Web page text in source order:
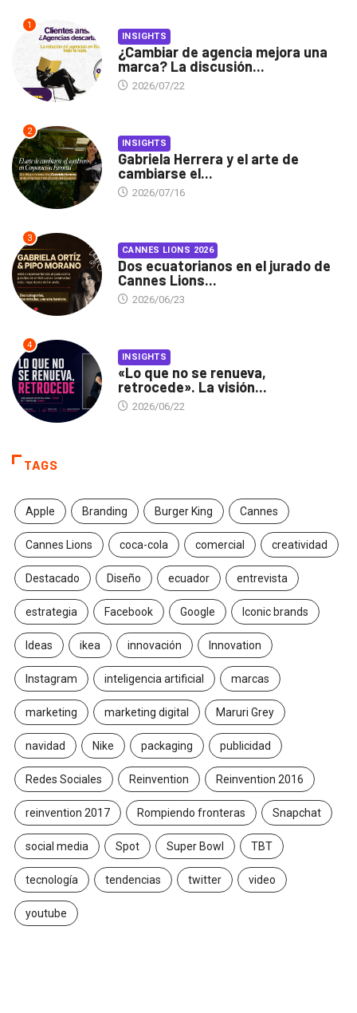
1
INSIGHTS
¿Cambiar de agencia mejora una
marca? La discusión...
2026/07/22
2
INSIGHTS
Gabriela Herrera y el arte de
cambiarse el...
2026/07/16
3
CANNES LIONS 2026
Dos ecuatorianos en el jurado de
Cannes Lions...
2026/06/23
4
INSIGHTS
«Lo que no se renueva,
retrocede». La visión...
2026/06/22
TAGS
Apple Branding Burger King Cannes
Cannes Lions coca-cola comercial creatividad
Destacado Diseño ecuador entrevista
estrategia Facebook Google Iconic brands
Ideas ikea innovación Innovation
Instagram inteligencia artificial marcas
marketing marketing digital Maruri Grey
navidad Nike packaging publicidad
Redes Sociales Reinvention Reinvention 2016
reinvention 2017 Rompiendo fronteras Snapchat
social media Spot Super Bowl TBT
tecnología tendencias twitter video
youtube